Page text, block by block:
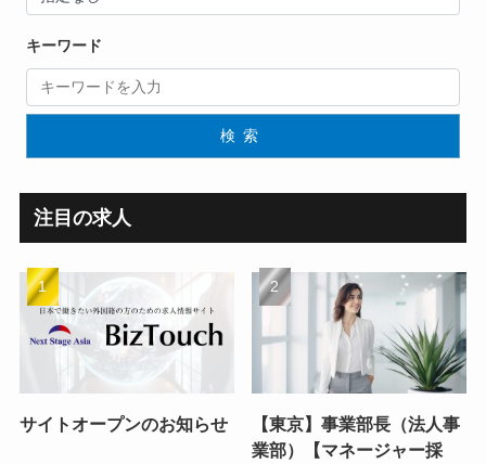
キーワード
検索
注目の求人
サイトオープンのお知らせ
【東京】事業部長（法人事
業部）【マネージャー採